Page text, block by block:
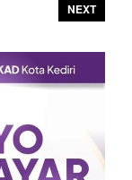
NEXT